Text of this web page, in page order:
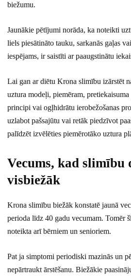
biežumu.
Jaunākie pētījumi norāda, ka noteikti
liels piesātināto tauku, sarkanās gaļas
iespējams, ir saistīti ar paaugstinātu
Lai gan ar diētu Krona slimību izārstēt
uztura modeļi, piemēram,
principi vai ogļhidrātu ierobežošanas
uzlabot pašsajūtu vai retāk piedzīvot
palīdzēt izvēlēties piemērotāko uztura
Vecums, kad slimību
visbiežāk
Krona slimību biežāk konstatē jaunā
perioda līdz 40 gadu vecumam. Tomēr
noteikta arī bērniem un senioriem.
Pat ja simptomi periodiski mazinās un
nepārtraukt ārstēšanu. Biežākie